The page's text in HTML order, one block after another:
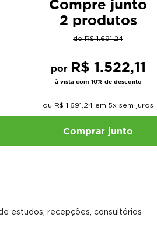
Compre junto
2 produtos
deR$ 1.691,24
por R$ 1.522,11
à vista com 10% de desconto
ou R$ 1 691 24 em 5x sem juros
Comprar junto
estudos, recepções, consultórios